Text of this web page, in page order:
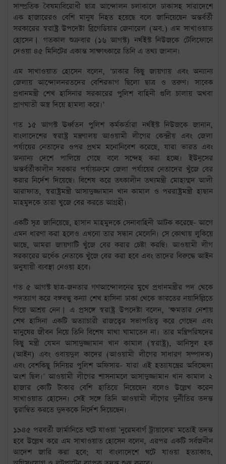
সাম্প্রতিক বৈষম্যবিরোধী ছাত্র আন্দোলন চলাকালে ঢাকাসহ সারাদেশে
এক হাজারেরও বেশি মানুষ নিহত হয়েছে বলে জানিয়েছেন অন্তর্বর্তী
সরকারের স্বরাষ্ট্র উপদেষ্টা ব্রিগেডিয়ার জেনারেল (অব.) এম সাখাওয়াত
হোসেন। গতকাল শুক্রবার (১৬ আগস্ট) নর্থইস্ট নিউজকে টেলিফোনে
দেওয়া ৪৫ মিনিটের একান্ত সাক্ষাৎকারে তিনি এ তথ্য জানান।
এম সাখাওয়াত হোসেন বলেন, ‘ঢাকার কিছু জায়গায় এবং অন্যান্য
জেলায় আন্দোলনরতদের বেশিরভাগ ছিলো ছাত্র ও তরুণ।
সাবেক
প্রধানমন্ত্রী শেখ হাসিনার সরকারের পুলিশ বাহিনী গুলি চালায় অথবা
প্রাণঘাতী অস্ত্র দিয়ে হামলা করে।’
গত ১৫ আগস্ট ঊর্ধ্বতন পুলিশ কর্মকর্তারা নর্থইস্ট নিউজকে জানান,
বাংলাদেশের স্বরাষ্ট্র মন্ত্রণালয় আওয়ামী লীগের কেন্দ্রীয় এবং জেলা
পর্যায়ের নেতাদের ওপর প্রথম মনোনিবেশ করেছে,যারা ভারত এবং
অন্যান্য দেশে পালিয়ে গেছে বলে সন্দেহ করা হচ্ছে। ইউনূসের
অন্তর্বর্তীকালীন সরকার পর্যায়ক্রমে জেলা পর্যায়ের নেতাদের খুঁজে বের
করার নির্দেশ দিয়েছে। বিশেষ করে তৎকালীন তথ্যমন্ত্রী মোহাম্মদ আলী
আরাফাত, স্বরাষ্ট্রমন্ত্রী আসাদুজ্জামান খান কামাল ও পররাষ্ট্রমন্ত্রী হাছান
মাহমুদকে তারা খুজে বের করতে আগ্রহী।
একটি সূত্র জানিয়েছে, হাসান মাহমুদকে সেনাবাহিনী আটক করেছে- আগে
এমন ধারণা করা হলেও এখনো তার সন্ধান মেলেনি। সে কোথায় লুকিয়ে
আছে,আমরা জায়গাটি খুঁজে বের করার চেষ্টা করছি। আওয়ামী লীগ
সরকারের অর্ধেক নেতাকে খুঁজে বের করা হবে এবং তাদের বিরুদ্ধে আইন
অনুযায়ী ব্যবস্থা নেওয়া হবে।
গত ৫ আগস্ট ছাত্র-জনতার গণআন্দোলনের মুখে প্রধানমন্ত্রীর পদ থেকে
পদত্যাগ করে বঙ্গবন্ধু কন্যা শেখ হাসিনা ঢাকা থেকে ভারতের নয়াদিল্লিতে
গিয়ে আশ্রয় নেন। এ প্রসঙ্গে স্বরাষ্ট্র উপদেষ্টা বলেন, ‘ক্ষমতার নেশায়
শেখ হাসিনা একটি অত্যাচারী রাজত্বের সভাপতিত্ব করে গেছেন এবং
মানুষের জীবন নিয়ে তিনি বিশেষ মাথা ঘামাতেন না। তার মন্ত্রিপরিষদের
কিছু মন্ত্রী যেমন আসাদুজ্জামান খান কামাল (স্বরাষ্ট্র), আনিসুল হক
(আইন) এবং ওবায়দুল কাদের (আওয়ামী লীগের সাধারণ সম্পাদক)
এবং বেশকিছু সিনিয়র পুলিশ অফিসার- যারা এই হত্যাযন্ত্রের অবিচ্ছেদ্য
অংশ ছিল।’ আওয়ামী লীগের শাসনামলে আসাদুজ্জামান খান কামাল ২
হাজার কোটি টাকার বেশি হাতিয়ে নিয়েছেন বলেও উল্লেখ করেন
সাখাওয়াত হোসেন। সেই সঙ্গে তিনি আওয়ামী লীগের দুর্নীতির তদন্ত
ত্বরান্বিত করতে দুদককে নির্দেশ দিয়েছেন।
১৯৪৫ পরবর্তী জার্মানিতে ঘটে যাওয়া ‘নুরেমবার্গ ট্রায়ালের’ মতোই তদন্ত
হবে উল্লেখ করে এম সাখাওয়াত হোসেন বলেন, এরপর একটি সর্বজনীন
আদেশ জারি করা হবে;
যা বাংলাদেশে ঘটে যাওয়া হত্যাকাণ্ড,